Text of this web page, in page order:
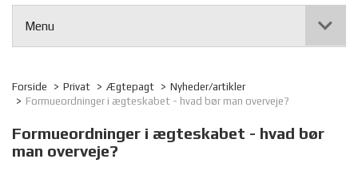
Menu
Forside Privat Ægtepagt
Nyheder/artikler
Formueordninger i ægteskabet - hvad bør man overveje?
Formueordninger i ægteskabet - hvad bør
man overveje?